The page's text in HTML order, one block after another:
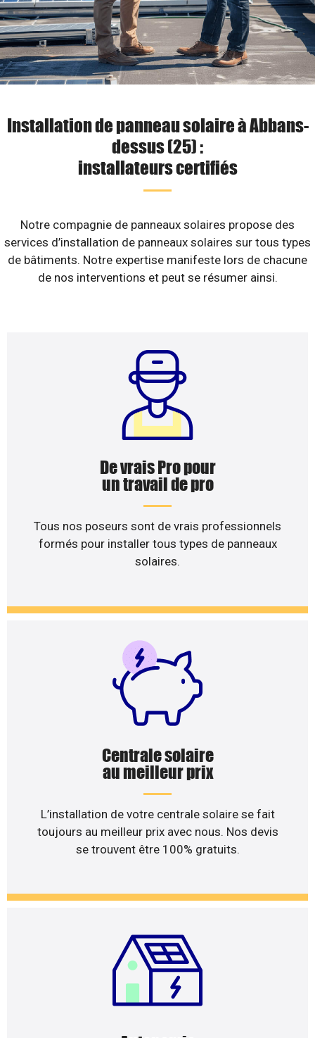
Installation de panneau solaire à Abbans-
dessus (25) :
installateurs certifiés
Notre compagnie de panneaux solaires propose des
services d’installation de panneaux solaires sur tous types
de bâtiments. Notre expertise manifeste lors de chacune
de nos interventions et peut se résumer ainsi.
De vrais Pro pour
un travail de pro
Tous nos poseurs sont de vrais professionnels
formés pour installer tous types de panneaux
solaires.
Centrale solaire
au meilleur prix
L’installation de votre centrale solaire se fait
toujours au meilleur prix avec nous. Nos devis
se trouvent être 100% gratuits.